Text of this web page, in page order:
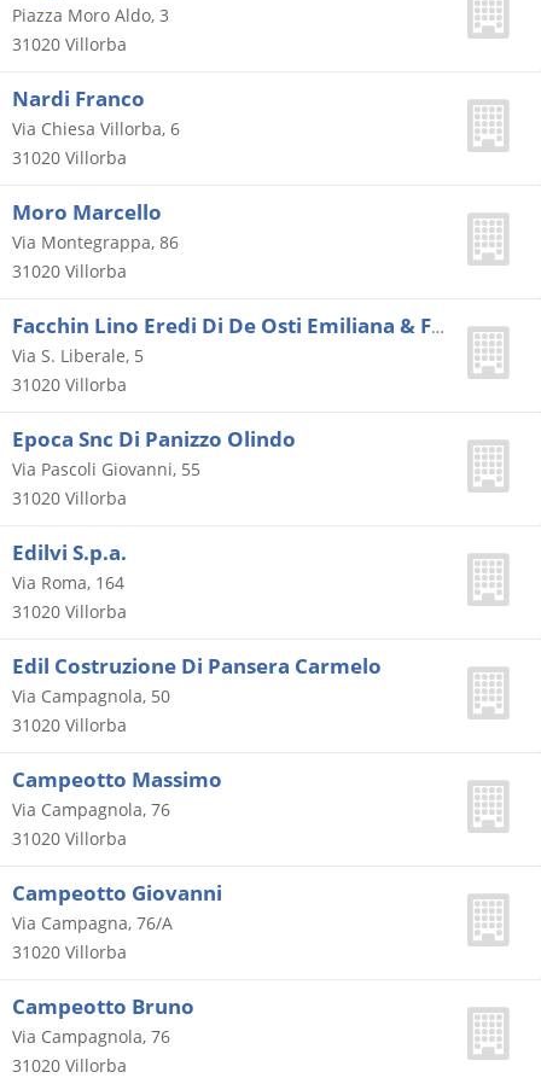
Piazza Moro Aldo, 3
31020 Villorba
Nardi Franco
Via Chiesa Villorba, 6
31020 Villorba
Moro Marcello
Via Montegrappa, 86
31020 Villorba
Facchin Lino Eredi Di De Osti Emiliana & Figli
Via S. Liberale, 5
31020 Villorba
Epoca Snc Di Panizzo Olindo
Via Pascoli Giovanni, 55
31020 Villorba
Edilvi S.p.a.
Via Roma, 164
31020 Villorba
Edil Costruzione Di Pansera Carmelo
Via Campagnola, 50
31020 Villorba
Campeotto Massimo
Via Campagnola, 76
31020 Villorba
Campeotto Giovanni
Via Campagna, 76/A
31020 Villorba
Campeotto Bruno
Via Campagnola, 76
31020 Villorba